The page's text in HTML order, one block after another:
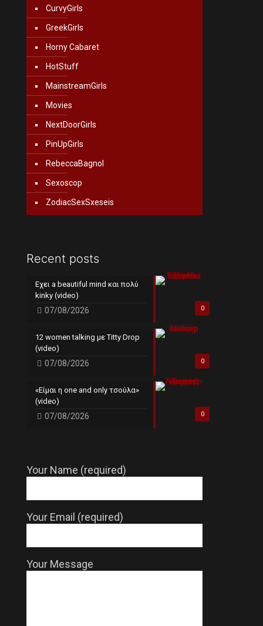
CurvyGirls
GreekGirls
Horny Cabaret
HotStuff
MainstreamGirls
Movies
NextDoorGirls
PinUpGirls
RebeccaBagnol
Sexoscop
ZodiacSexSxeseis
Recent posts
0
Εχει a beautiful mind και πολύ
kinky (video)
07/08/2026
0
12 women talking με Titty Drop
(video)
07/08/2026
0
«Είμαι η one and only τσούλα»
(video)
07/08/2026
Your Name (required)
Your Email (required)
Your Message